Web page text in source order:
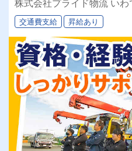
株式会社プライド物流 い
交通費支給 昇給あり